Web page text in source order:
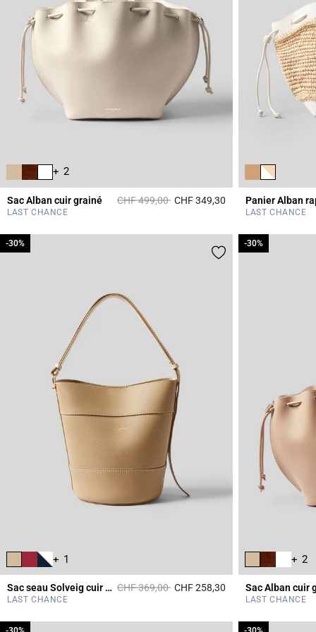
+ 2
Sac Alban cuir grainé Prix réduit à partir de
CHF 499,00àCHF 349,30 4.4 out of 5
LAST CHANCE LAST CHANCE
+ 1
Sac seau Solveig cuir grainé Prix réduit à partir de
CHF 369,00à
-30%
CHF 258,30 4.7 out of 5
LAST CHANCE
-30%
+ 2
Sac Alban cuir
-30%
LAST CHANCE
-30%